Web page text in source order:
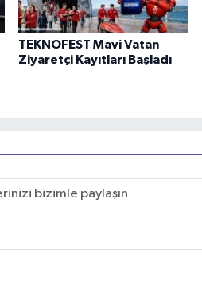
TEKNOFEST Mavi Vatan
Ziyaretçi Kayıtları Başladı